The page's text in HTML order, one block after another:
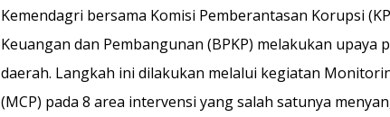
Kemendagri bersama Komisi Pemberantasan Korupsi
Keuangan dan Pembangunan (BPKP) melakukan upaya
daerah. Langkah ini dilakukan melalui kegiatan
(MCP) pada 8 area intervensi yang salah satunya